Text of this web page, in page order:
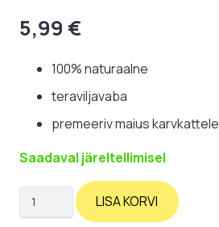
5,99 €
100% naturaalne
teraviljavaba
premeeriv maius karvkattele
Saadaval järeltellimisel
Liharibad:
naturaalsed
LISA KORVI